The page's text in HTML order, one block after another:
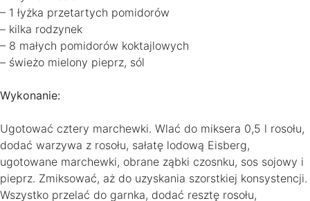
– 1 łyżka przetartych pomidorów
– kilka rodzynek
– 8 małych pomidorów koktajlowych
– świeżo mielony pieprz, sól
Wykonanie:
Ugotować cztery marchewki. Wlać do miksera 0,5 l rosołu,
dodać warzywa z rosołu, sałatę lodową Eisberg,
ugotowane marchewki, obrane ząbki czosnku, sos sojowy i
pieprz. Zmiksować, aż do uzyskania szorstkiej konsystencji.
Wszystko przelać do garnka, dodać resztę rosołu,